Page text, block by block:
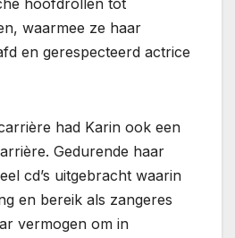
hoofdrollen tot
waarmee ze haar
en gerespecteerd actrice
had Karin ook een
Gedurende haar
cd’s uitgebracht waarin
en bereik als zangeres
vermogen om in